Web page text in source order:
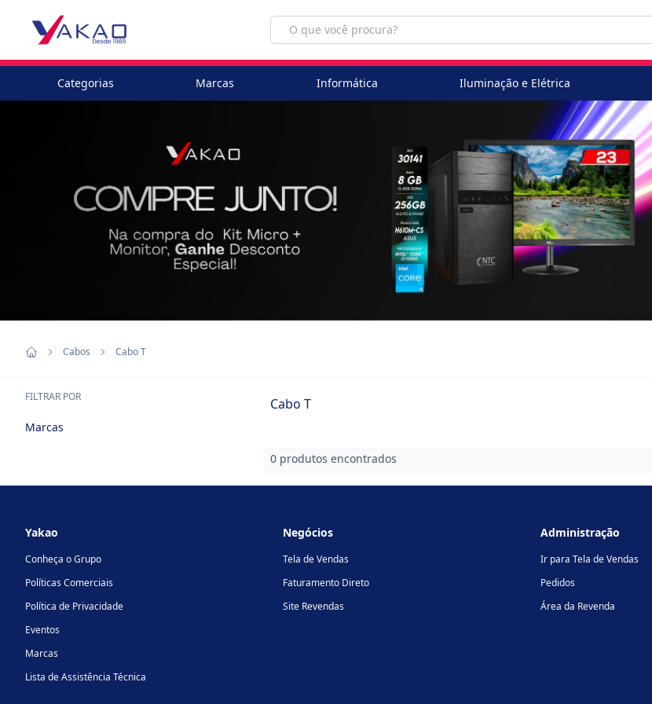
Categorias Marcas Informática Iluminação e Elétrica
Cabos Cabo T
FILTRAR POR Cabo T
Marcas
0 produtos encontrados
Yakao
Conheça o Grupo
Políticas Comerciais
Política de Privacidade
Eventos
Marcas
Lista de Assistência Técnica
Negócios
Tela de Vendas
Faturamento Direto
Site Revendas
Administração
Ir para Tela de Vendas
Pedidos
Área da Revenda